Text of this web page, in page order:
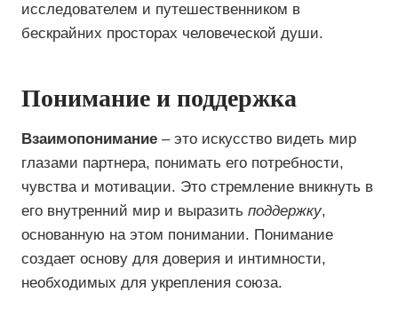
исследователем и путешественником в
бескрайних просторах человеческой души.
Понимание и поддержка
Взаимопонимание – это искусство видеть мир
глазами партнера, понимать его потребности,
чувства и мотивации. Это стремление вникнуть в
его внутренний мир и выразить поддержку,
основанную на этом понимании. Понимание
создает основу для доверия и интимности,
необходимых для укрепления союза.